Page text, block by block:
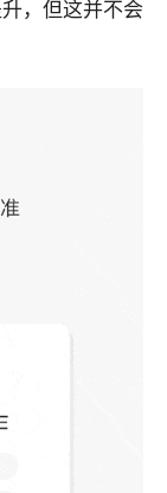
，但这并不会